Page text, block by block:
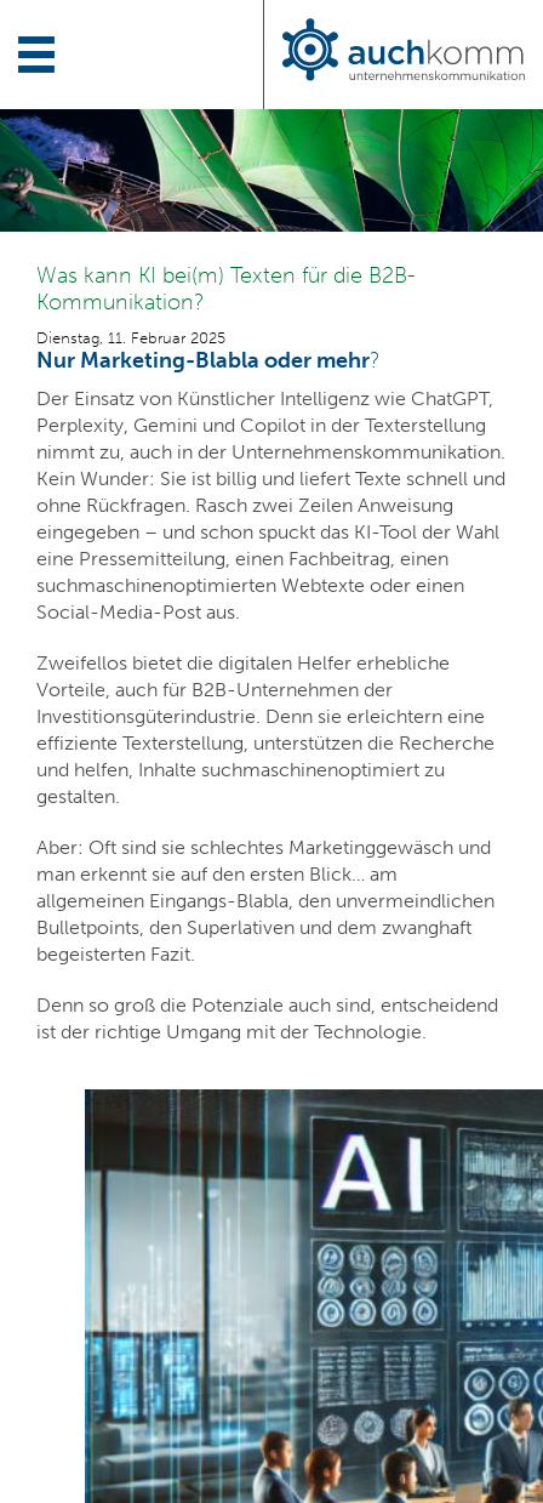
Was kann KI bei(m) Texten für die B2B-
Kommunikation?
Dienstag, 11. Februar 2025
Nur Marketing-Blabla oder mehr?
Der Einsatz von Künstlicher Intelligenz wie ChatGPT,
Perplexity, Gemini und Copilot in der Texterstellung
nimmt zu, auch in der Unternehmenskommunikation.
Kein Wunder: Sie ist billig und liefert Texte schnell und
ohne Rückfragen. Rasch zwei Zeilen Anweisung
eingegeben – und schon spuckt das KI-Tool der Wahl
eine Pressemitteilung, einen Fachbeitrag, einen
suchmaschinenoptimierten Webtexte oder einen
Social-Media-Post aus.
Zweifellos bietet die digitalen Helfer erhebliche
Vorteile, auch für B2B-Unternehmen der
Investitionsgüterindustrie. Denn sie erleichtern eine
effiziente Texterstellung, unterstützen die Recherche
und helfen, Inhalte suchmaschinenoptimiert zu
gestalten.
Aber: Oft sind sie schlechtes Marketinggewäsch und
man erkennt sie auf den ersten Blick… am
allgemeinen Eingangs-Blabla, den unvermeindlichen
Bulletpoints, den Superlativen und dem zwanghaft
begeisterten Fazit.
Denn so groß die Potenziale auch sind, entscheidend
ist der richtige Umgang mit der Technologie.